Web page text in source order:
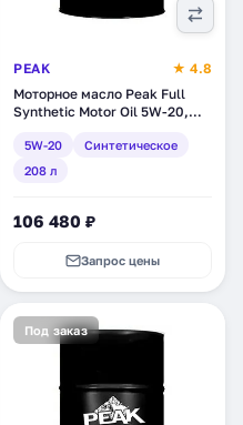
PEAK
★ 4.8
Моторное масло Peak Full
Synthetic Motor Oil 5W-20,
(7020021)
5W-20
Синтетическое
208 л
106 480 ₽
Запрос цены
Под заказ